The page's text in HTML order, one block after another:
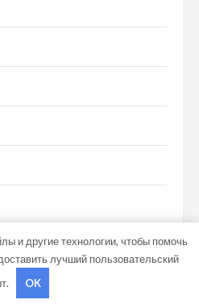
и другие технологии, чтобы помочь
лучший пользовательский
OK